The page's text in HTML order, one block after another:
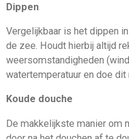
Dippen
Vergelijkbaar is het dippen
de zee. Houdt hierbij altijd
weersomstandigheden
watertemperatuur en doe dit
Koude douche
De makkelijkste manier om